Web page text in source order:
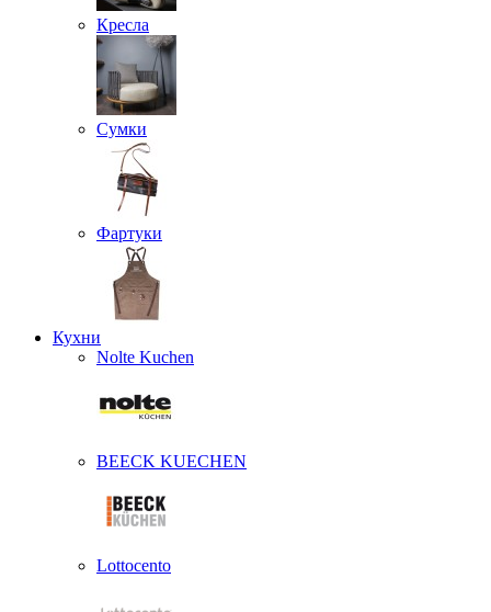
Кресла
Сумки
Фартуки
Кухни
Nolte Kuchen
BEECK KUECHEN
Lottocento